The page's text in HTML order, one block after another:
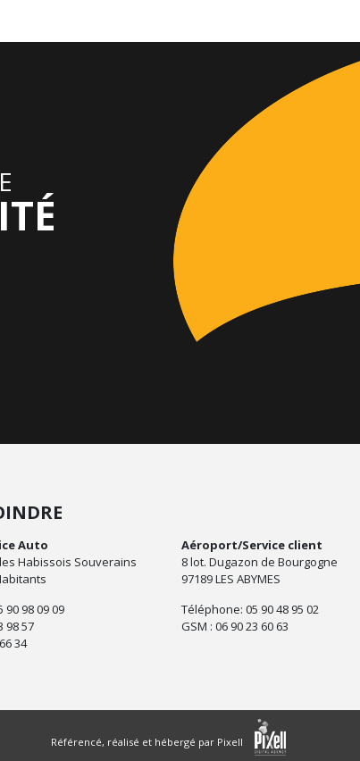
Auto
Habissois Souverains
98 09 09
98 57
34
Aéroport/Service client
8 lot. Dugazon de Bourgogne
97189 LES ABYMES
Téléphone: 05 90 48 95 02
GSM : 06 90 23 60 63
Référencé, réalisé et hébergé par Pixell